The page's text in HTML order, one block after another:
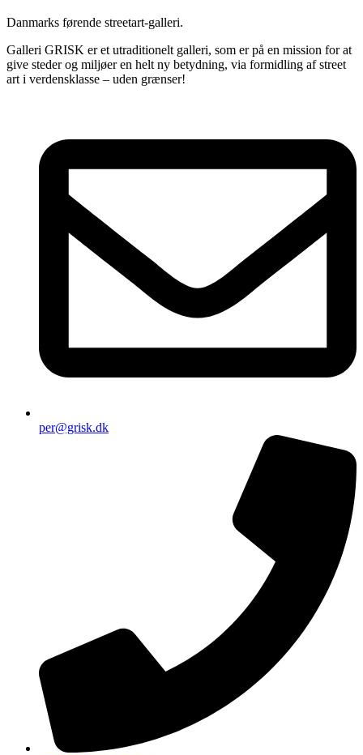
Danmarks førende streetart-galleri.
Galleri GRISK er et utraditionelt galleri, som er på en mission for at
give steder og miljøer en helt ny betydning, via formidling af street
art i verdensklasse – uden grænser!
per@grisk.dk